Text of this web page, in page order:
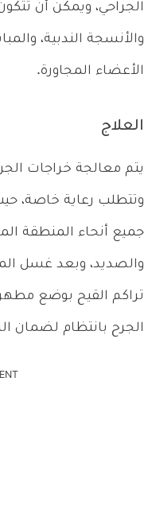
الجراحي، ويمكن أن
والأنسجة الندبية،
الأعضاء المجاورة.
العلاج
يتم معالجة خراجات
وتتطلب رعاية خاصة،
جميع أنحاء المنطقة
والصديد، وبعد غسل
تراكم القيح بوضع
الجرح بانتظام لضمان